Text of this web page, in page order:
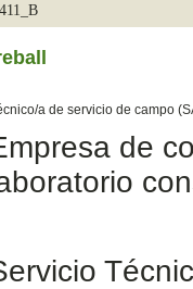
a de servicio de campo
de